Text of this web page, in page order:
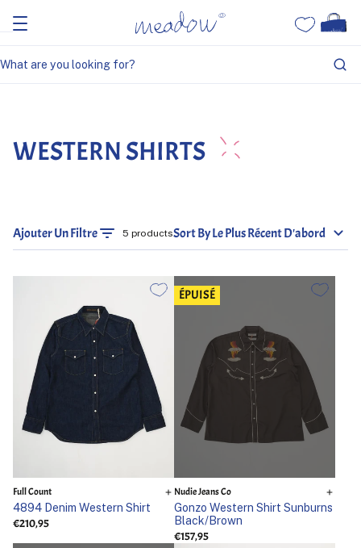
WESTERN SHIRTS
Ajouter Un Filtre 5 productsSort By Le Plus Récent D'abord
Full Count
4894 Denim Western Shirt
€210,95
ÉPUISÉ
Nudie Jeans Co
Gonzo Western Shirt Sunburns
Black/Brown
€157,95